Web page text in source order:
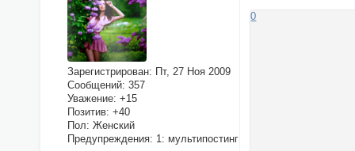
Зарегистрирован: Пт, 27 Ноя 2009
Сообщений: 357
Уважение: +15
Позитив: +40
Пол: Женский
Предупреждения: 1: мультипостинг
0